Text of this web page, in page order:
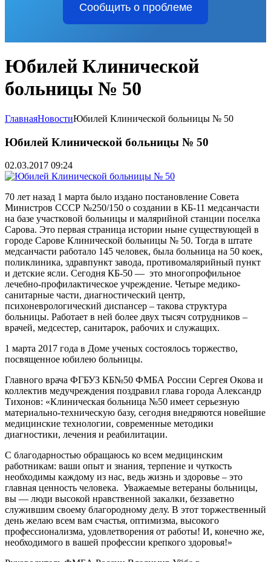
Сообщить о проблеме
Юбилей Клинической
больницы № 50
ГлавнаяНовостиЮбилей Клинической больницы № 50
Юбилей Клинической больницы № 50
02.03.2017 09:24
70 лет назад 1 марта было издано постановление Совета
Министров СССР №250/150 о создании в КБ-11 медсанчасти
на базе участковой больницы и малярийной станции поселка
Сарова. Это первая страница истории ныне существующей в
городе Сарове Клинической больницы № 50. Тогда в штате
медсанчасти работало 145 человек, была больница на 50 коек,
поликлиника, здравпункт завода, противомалярийный пункт
и детские ясли. Сегодня КБ-50 — это многопрофильное
лечебно-профилактическое учреждение. Четыре медико-
санитарные части, диагностический центр,
психоневрологический диспансер – такова структура
больницы. Работает в ней более двух тысяч сотрудников –
врачей, медсестер, санитарок, рабочих и служащих.
1 марта 2017 года в Доме ученых состоялось торжество,
посвященное юбилею больницы.
Главного врача ФГБУЗ КБ№50 ФМБА России Сергея Окова и
коллектив медучреждения поздравил глава города Александр
Тихонов: «Клиническая больница №50 имеет серьезную
материально-техническую базу, сегодня внедряются новейшие
медицинские технологии, современные методики
диагностики, лечения и реабилитации.
С благодарностью обращаюсь ко всем медицинским
работникам: ваши опыт и знания, терпение и чуткость
необходимы каждому из нас, ведь жизнь и здоровье – это
главная ценность человека. Уважаемые ветераны больницы,
вы — люди высокой нравственной закалки, беззаветно
служившим своему благородному делу. В этот торжественный
день желаю всем вам счастья, оптимизма, высокого
профессионализма, удовлетворения от работы! И, конечно же,
необходимого в вашей профессии крепкого здоровья!»